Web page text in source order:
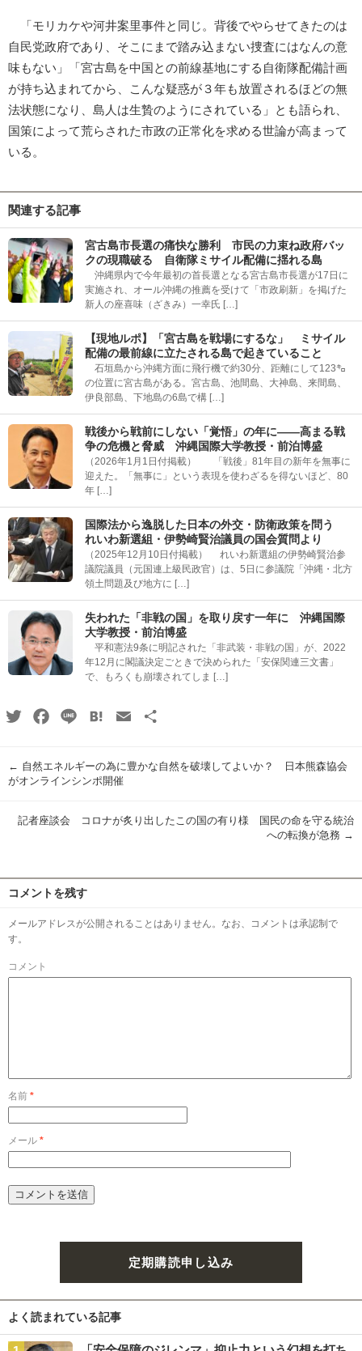
「モリカケや河井案里事件と同じ。背後でやらせてきたのは
自民党政府であり、そこにまで踏み込まない捜査にはなんの意
味もない」「宮古島を中国との前線基地にする自衛隊配備計画
が持ち込まれてから、こんな疑惑が３年も放置されるほどの無
法状態になり、島人は生贄のようにされている」とも語られ、
国策によって荒らされた市政の正常化を求める世論が高まって
いる。
関連する記事
宮古島市長選の痛快な勝利 市民の力束ね政府バッ
クの現職破る 自衛隊ミサイル配備に揺れる島
沖縄県内で今年最初の首長選となる宮古島市長選が17日に
実施され、オール沖縄の推薦を受けて「市政刷新」を掲げた
新人の座喜味（ざきみ）一幸氏 […]
【現地ルポ】「宮古島を戦場にするな」 ミサイル
配備の最前線に立たされる島で起きていること
石垣島から沖縄方面に飛行機で約30分、距離にして123㌔
の位置に宮古島がある。宮古島、池間島、大神島、来間島、
伊良部島、下地島の6島で構 […]
戦後から戦前にしない「覚悟」の年に――高まる戦
争の危機と脅威 沖縄国際大学教授・前泊博盛
（2026年1月1日付掲載） 「戦後」81年目の新年を無事に
迎えた。「無事に」という表現を使わざるを得ないほど、80
年 […]
国際法から逸脱した日本の外交・防衛政策を問う
れいわ新選組・伊勢崎賢治議員の国会質問より
（2025年12月10日付掲載） れいわ新選組の伊勢崎賢治参
議院議員（元国連上級民政官）は、5日に参議院「沖縄・北方
領土問題及び地方に […]
失われた「非戦の国」を取り戻す一年に 沖縄国際
大学教授・前泊博盛
平和憲法9条に明記された「非武装・非戦の国」が、2022
年12月に閣議決定ごときで決められた「安保関連三文書」
で、もろくも崩壊されてしま […]
TwitterFacebook
Line HatenaEmail
← 自然エネルギーの為に豊かな自然を破壊してよいか？ 日本熊森協会
がオンラインシンポ開催
記者座談会 コロナが炙り出したこの国の有り様 国民の命を守る統治
への転換が急務 →
コメントを残す
メールアドレスが公開されることはありません。なお、コメントは承認制で
す。
コメント
名前 *
メール *
定期購読申し込み
よく読まれている記事